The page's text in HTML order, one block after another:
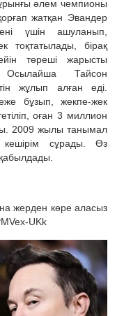
әлем чемпионы
жатқан Эвандер
үшін ашуланып,
тоқтатылады, бірақ
төреші жарысты
Осылайша Тайсон
жұлып алған еді.
бұзып, жекпе-жек
оған 3 миллион
2009 жылы танымал
сұрады. Өз
жерден көре аласыз
UKk